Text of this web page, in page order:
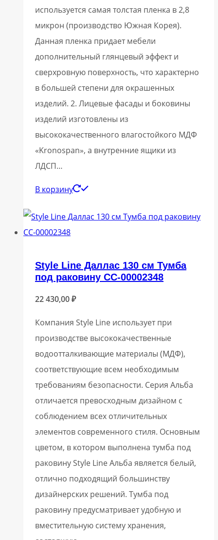
используется самая толстая пленка в 2,8
микрон (производство Южная Корея).
Данная пленка придает мебели
дополнительный глянцевый эффект и
сверхровную поверхность, что характерно
в большей степени для окрашенных
изделий. 2. Лицевые фасады и боковины
изделий изготовлены из
высококачественного влагостойкого МДФ
«Kronospan», а внутренние ящики из
ЛДСП…
В корзину
Style Line Даллас 130 см Тумба
под раковину СС-00002348
22 430,00₽
Компания Style Line использует при
производстве высококачественные
водоотталкивающие материалы (МДФ),
соответствующие всем необходимым
требованиям безопасности. Серия Альба
отличается превосходным дизайном с
соблюдением всех отличительных
элементов современного стиля. Основным
цветом, в котором выполнена тумба под
раковину Style Line Альба является белый,
отлично подходящий большинству
дизайнерских решений. Тумба под
раковину предусматривает удобную и
вместительную систему хранения,